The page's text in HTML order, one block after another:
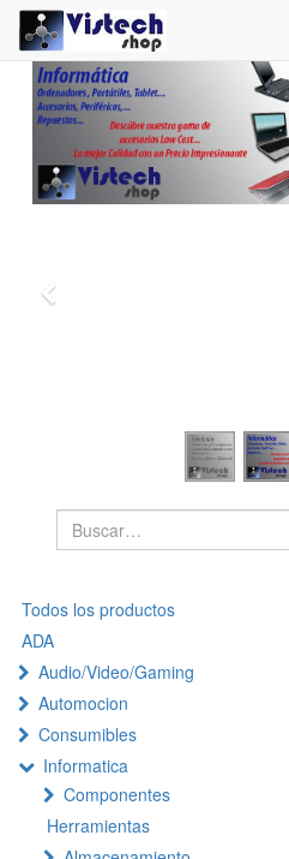
Todos los productos
ADA
Audio/Video/Gaming
Automocion
Consumibles
Informatica
Componentes
Herramientas